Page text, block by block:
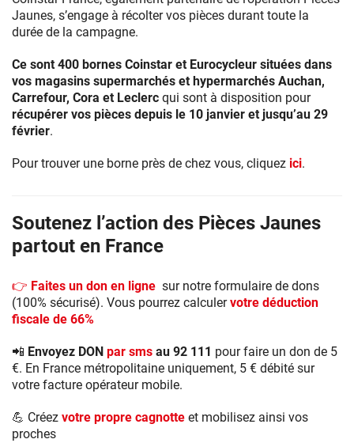
Jaunes, s’engage à récolter vos pièces durant toute la
durée de la campagne.
Ce sont 400 bornes Coinstar et Eurocycleur situées dans
vos magasins supermarchés et hypermarchés Auchan,
Carrefour, Cora et Leclerc qui sont à disposition pour
récupérer vos pièces depuis le 10 janvier et jusqu’au 29
février.
Pour trouver une borne près de chez vous, cliquez ici.
Soutenez l’action des Pièces Jaunes
partout en France
👉 Faites un don en ligne sur notre formulaire de dons
(100% sécurisé). Vous pourrez calculervotre déduction
fiscale de 66%
📲 Envoyez DON par sms au 92 111 pour faire un don de 5
€. En France métropolitaine uniquement, 5 € débité sur
votre facture opérateur mobile.
💪 Créez votre propre cagnotte et mobilisez ainsi vos
proches